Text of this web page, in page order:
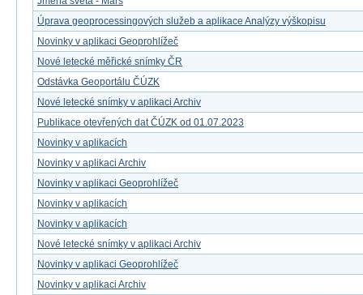
Úprava geoprocessingových služeb a aplikace Analýzy výškopisu
Novinky v aplikaci Geoprohlížeč
Nové letecké měřické snímky ČR
Odstávka Geoportálu ČÚZK
Nové letecké snímky v aplikaci Archiv
Publikace otevřených dat ČÚZK od 01.07.2023
Novinky v aplikacích
Novinky v aplikaci Archiv
Novinky v aplikaci Geoprohlížeč
Novinky v aplikacích
Novinky v aplikacích
Nové letecké snímky v aplikaci Archiv
Novinky v aplikaci Geoprohlížeč
Novinky v aplikaci Archiv